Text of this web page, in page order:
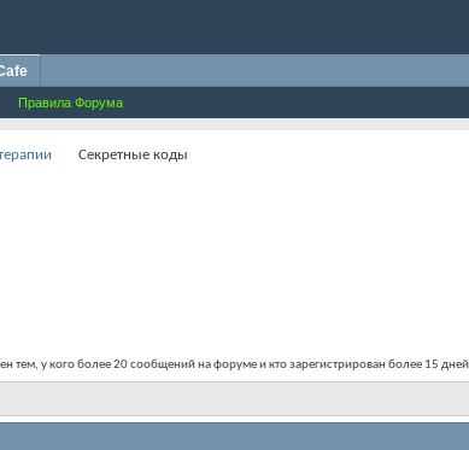
Правила Форума
Секретные коды
тем, у кого более 20 сообщений на форуме и кто зарегистрирован более 15